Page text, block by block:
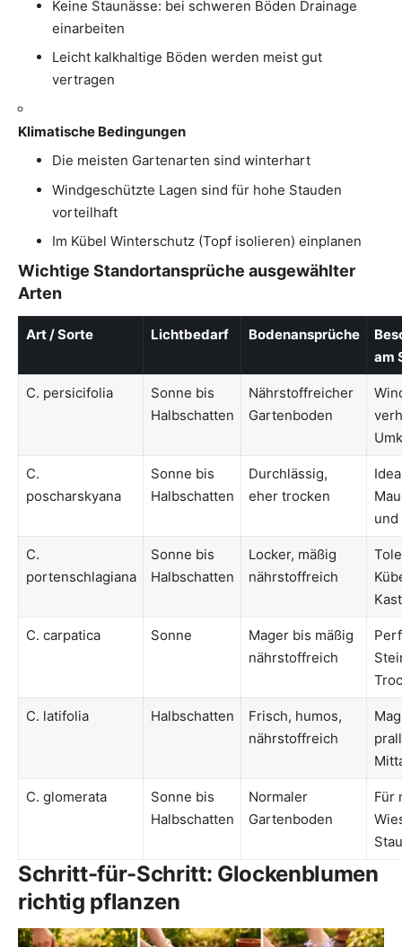
Keine Staunässe: bei schweren Böden Drainage
einarbeiten
Leicht kalkhaltige Böden werden meist gut
vertragen
Klimatische Bedingungen
Die meisten Gartenarten sind winterhart
Windgeschützte Lagen sind für hohe Stauden
vorteilhaft
Im Kübel Winterschutz (Topf isolieren) einplanen
Wichtige Standortansprüche ausgewählter
Arten
Art / Sorte Lichtbedarf Bodenansprüche
am
C. persicifolia
Sonne bis
Halbschatten
Nährstoffreicher
Gartenboden
C.
poscharskyana
Sonne bis
Halbschatten
Durchlässig,
eher trocken
und
C.
portenschlagiana
Sonne bis
Halbschatten
Locker, mäßig
nährstoffreich
C. carpatica Sonne
Mager bis mäßig
nährstoffreich
C. latifolia Halbschatten
Frisch, humos,
nährstoffreich
C. glomerata
Sonne bis
Halbschatten
Normaler
Gartenboden
Für
Schritt-für-Schritt: Glockenblumen
richtig pflanzen